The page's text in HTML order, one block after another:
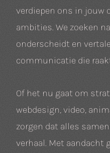
verdiepen ons in jouw
ambities. We zoeken
onderscheidt en
communicatie die
Of het nu gaat om
webdesign, video,
zorgen dat alles
verhaal. Met aandacht